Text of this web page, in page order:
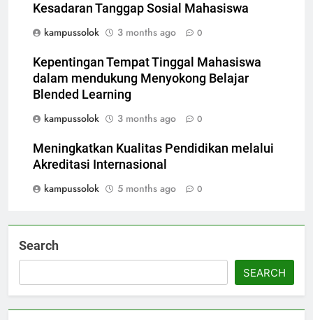
Kesadaran Tanggap Sosial Mahasiswa
kampussolok
3 months ago 0
Kepentingan Tempat Tinggal Mahasiswa
dalam mendukung Menyokong Belajar
Blended Learning
kampussolok
3 months ago 0
Meningkatkan Kualitas Pendidikan melalui
Akreditasi Internasional
kampussolok
5 months ago 0
Search
SEARCH